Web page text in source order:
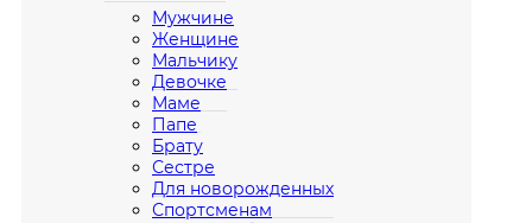
Мужчине
Женщине
Мальчику
Девочке
Маме
Папе
Брату
Сестре
Для новорожденных
Спортсменам